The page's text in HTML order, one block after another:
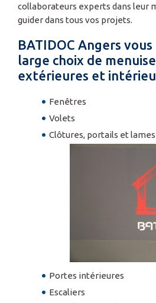
collaborateurs experts dans leur
guider dans tous vos projets.
BATIDOC Angers
large choix de
extérieures et
Fenêtres
Volets
Clôtures, portails et
Portes intérieures
Escaliers